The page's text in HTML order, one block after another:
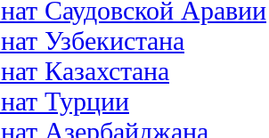
Саудовской Аравии
Узбекистана
Казахстана
Турции
Азербайджана